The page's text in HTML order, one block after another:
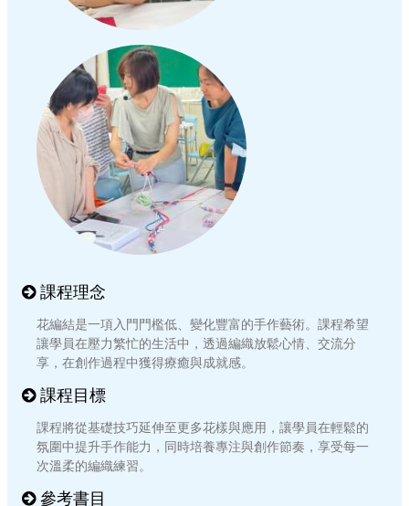
課程理念
花編結是一項入門門檻低、變化豐富的手作藝術。課程希望
讓學員在壓力繁忙的生活中，透過編織放鬆心情、交流分
享，在創作過程中獲得療癒與成就感。
課程目標
課程將從基礎技巧延伸至更多花樣與應用，讓學員在輕鬆的
氛圍中提升手作能力，同時培養專注與創作節奏，享受每一
次溫柔的編織練習。
參考書目